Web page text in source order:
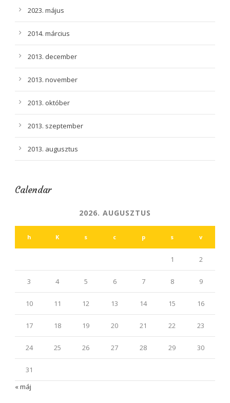
2023. május
2014. március
2013. december
2013. november
2013. október
2013. szeptember
2013. augusztus
Calendar
2026. AUGUSZTUS
h K s c p s v
1 2
3 4 5 6 7 8 9
10 11 12 13 14 15 16
17 18 19 20 21 22 23
24 25 26 27 28 29 30
31
« máj